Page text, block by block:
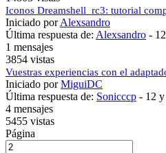
Iconos Dreamshell_rc3: tutorial
Iniciado porAlexsandro
Última respuesta de: Alexsandro -
1 mensajes
3854 vistas
Vuestras experiencias con el
Iniciado porMiguiDC
Última respuesta de: Sonicccp - 12 y
4 mensajes
5455 vistas
Página